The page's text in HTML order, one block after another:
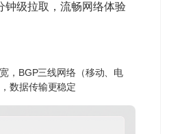
钟级拉取，流畅网络体验
，BGP三线网络（移动、电
数据传输更稳定